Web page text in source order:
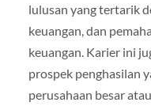
lulusan yang tertarik
keuangan, dan
keuangan. Karier ini
prospek penghasilan
perusahaan besar